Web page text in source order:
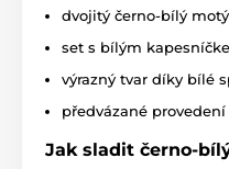
dvojitý černo-bílý
set s bílým
výrazný tvar díky bílé
předvázané
Jak sladit černo-